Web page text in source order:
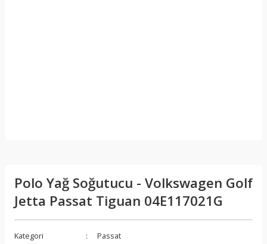
Polo Yağ Soğutucu - Volkswagen Golf
Jetta Passat Tiguan 04E117021G
Kategori
Passat